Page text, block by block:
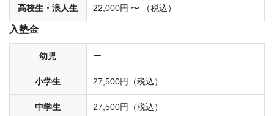
高校生・浪人生 22,000円 〜 （税込）
入塾金
幼児 ー
小学生 27,500円（税込）
中学生 27,500円（税込）